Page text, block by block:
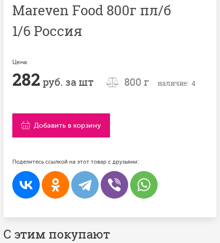
Mareven Food 800г пл/б
1/6 Россия
Цена:
282 руб. за шт 800 г наличие: 4
Добавить в корзину
Поделитесь ссылкой на этот товар с друзьями:
С этим покупают